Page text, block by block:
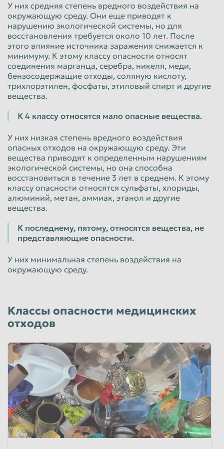
У них средняя степень вредного воздействия на
окружающую среду. Они еще приводят к
нарушению экологической системы, но для
восстановления требуется около 10 лет. После
этого влияние источника заражения снижается к
минимуму. К этому классу опасности относят
соединения марганца, серебра, никеля, меди,
бензосодержащие отходы, соляную кислоту,
трихлорэтилен, фосфаты, этиловый спирт и другие
вещества.
К 4 классу относятся мало опасные вещества.
У них низкая степень вредного воздействия
опасных отходов на окружающую среду. Эти
вещества приводят к определенным нарушениям
экологической системы, но она способна
восстановиться в течение 3 лет в среднем. К этому
классу опасности относятся сульфаты, хлориды,
алюминий, метан, аммиак, этанол и другие
вещества.
К последнему, пятому, относятся вещества, не
представляющие опасности.
У них минимальная степень воздействия на
окружающую среду.
Классы опасности медицинских
отходов